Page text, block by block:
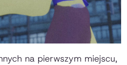
na pierwszym miejscu,